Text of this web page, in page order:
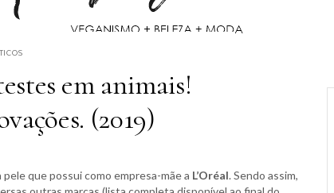
em animais!
(2019)
que possui como empresa-mãe a L’Oréal. Sendo assim,